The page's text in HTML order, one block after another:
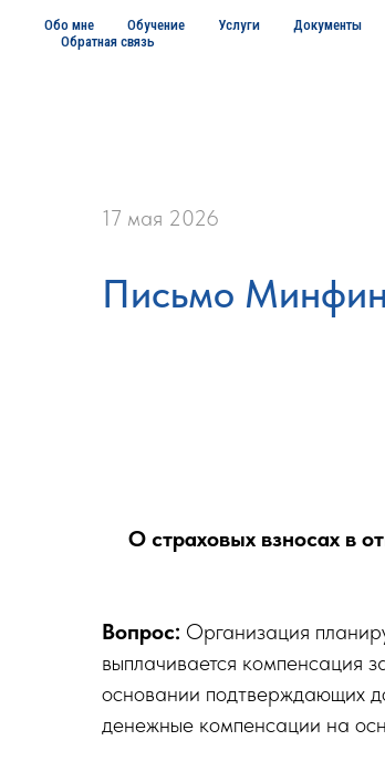
Обо мне Обучение Услуги Документы
Обратная связь
17 мая 2026
Письмо
О страховых взносах в
Вопрос: Организация
выплачивается компенсация
основании подтверждающих
денежные компенсации на